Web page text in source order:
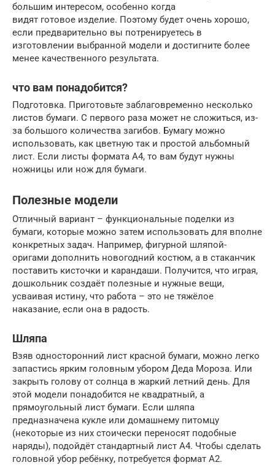
большим интересом, особенно когда
видят готовое изделие. Поэтому будет очень хорошо,
если предварительно вы потренируетесь в
изготовлении выбранной модели и достигните более
менее качественного результата.
что вам понадобится?
Подготовка. Приготовьте заблаговременно несколько
листов бумаги. С первого раза может не сложиться, из-
за большого количества загибов. Бумагу можно
использовать, как цветную так и простой альбомный
лист. Если листы формата А4, то вам будут нужны
ножницы или нож для бумаги.
Полезные модели
Отличный вариант – функциональные поделки из
бумаги, которые можно затем использовать для вполне
конкретных задач. Например, фигурной шляпой-
оригами дополнить новогодний костюм, а в стаканчик
поставить кисточки и карандаши. Получится, что играя,
дошкольник создаёт полезные и нужные вещи,
усваивая истину, что работа – это не тяжёлое
наказание, если она в радость.
Шляпа
Взяв односторонний лист красной бумаги, можно легко
запастись ярким головным убором Деда Мороза. Или
закрыть голову от солнца в жаркий летний день. Для
этой модели понадобится не квадратный, а
прямоугольный лист бумаги. Если шляпа
предназначена кукле или домашнему питомцу
(некоторые из них стоически переносят подобные
наряды), подойдёт стандартный лист А4. Чтобы сделать
головной убор ребёнку, потребуется формат А2.